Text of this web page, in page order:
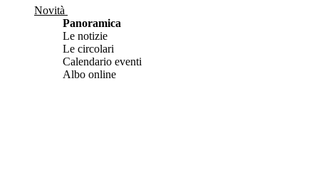
Novità
Panoramica
Le notizie
Le circolari
Calendario eventi
Albo online